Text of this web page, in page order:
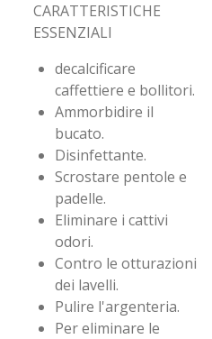
CARATTERISTICHE
ESSENZIALI
decalcificare
caffettiere e bollitori.
Ammorbidire il
bucato.
Disinfettante.
Scrostare pentole e
padelle.
Eliminare i cattivi
odori.
Contro le otturazioni
dei lavelli.
Pulire l'argenteria.
Per eliminare le